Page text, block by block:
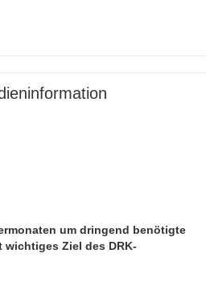
um dringend benötigte
Ziel des DRK-